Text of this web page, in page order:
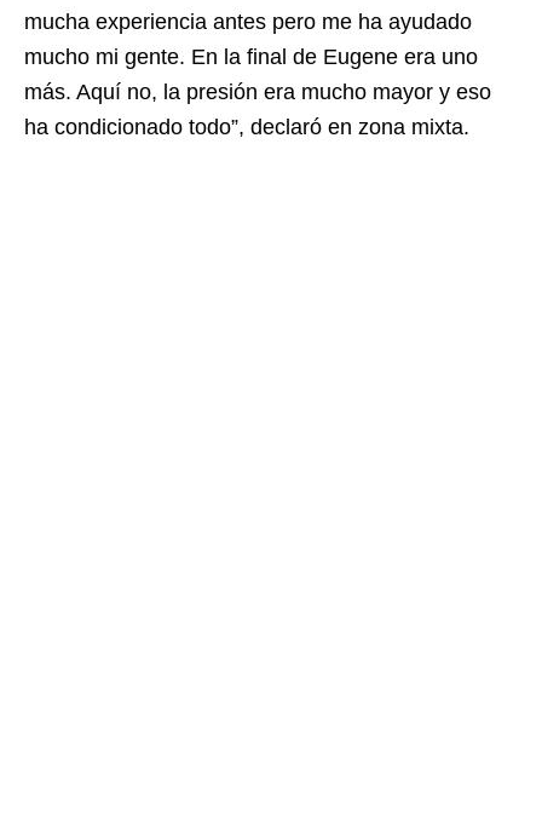
mucha experiencia antes pero me ha ayudado
mucho mi gente. En la final de Eugene era uno
más. Aquí no, la presión era mucho mayor y eso
ha condicionado todo”, declaró en zona mixta.